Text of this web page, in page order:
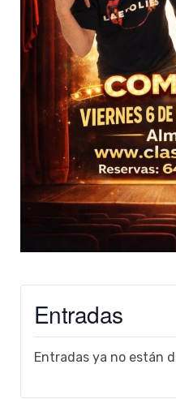
Entradas
Entradas ya no están